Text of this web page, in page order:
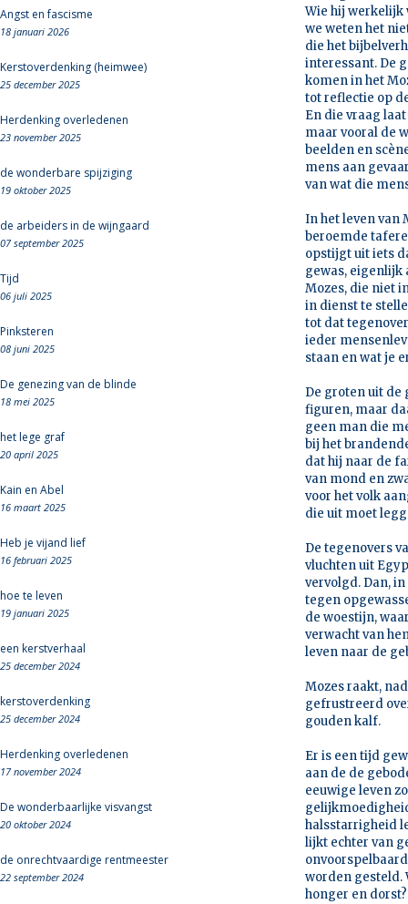
Angst en fascisme
18 januari 2026
Kerstoverdenking (heimwee)
25 december 2025
Herdenking overledenen
23 november 2025
de wonderbare spijziging
19 oktober 2025
de arbeiders in de wijngaard
07 september 2025
Tijd
06 juli 2025
Pinksteren
08 juni 2025
De genezing van de blinde
18 mei 2025
het lege graf
20 april 2025
Kain en Abel
16 maart 2025
Heb je vijand lief
16 februari 2025
hoe te leven
19 januari 2025
een kerstverhaal
25 december 2024
kerstoverdenking
25 december 2024
Herdenking overledenen
17 november 2024
De wonderbaarlijke visvangst
20 oktober 2024
de onrechtvaardige rentmeester
22 september 2024
Wie hij werkelijk
we weten het
die het
interessant. De
komen in het
tot reflectie op
En die vraag
maar vooral de
beelden en
mens aan
van wat die
In het leven van
beroemde
opstijgt uit iets
gewas, eigenlijk
Mozes, die niet
in dienst te
tot dat
ieder
staan en wat je
De groten uit de
figuren, maar
geen man die
bij het
dat hij naar de
van mond en
voor het volk
die uit moet
De tegenovers
vluchten uit
vervolgd. Dan,
tegen
de woestijn,
verwacht van
leven naar de
Mozes raakt,
gefrustreerd
gouden kalf.
Er is een tijd
aan de de
eeuwige leven
halsstarrigheid
lijkt echter van
worden gesteld.
honger en